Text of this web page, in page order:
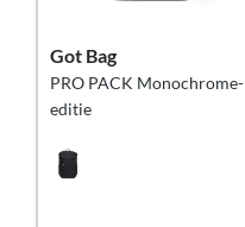
Got Bag
PRO PACK Monochrome-
editie